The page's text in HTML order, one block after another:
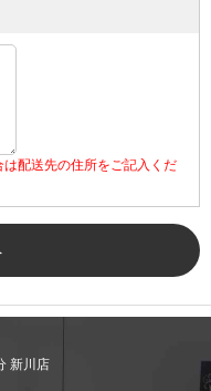
は配送先の住所をご記入くだ
新川店